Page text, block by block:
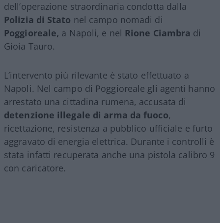
dell’operazione straordinaria condotta dalla
Polizia di Stato nel campo nomadi di
Poggioreale, a Napoli, e nel Rione Ciambra di
Gioia Tauro.
L’intervento più rilevante è stato effettuato a
Napoli. Nel campo di Poggioreale gli agenti hanno
arrestato una cittadina rumena, accusata di
detenzione illegale di arma da fuoco,
ricettazione, resistenza a pubblico ufficiale e furto
aggravato di energia elettrica. Durante i controlli è
stata infatti recuperata anche una pistola calibro 9
con caricatore.